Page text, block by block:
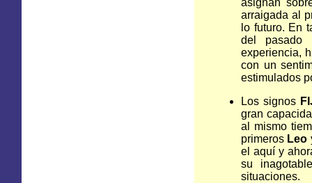
asignan
arraigada al
lo futuro. En
del pasado
experiencia,
con un
estimulados
Los signos
gran
al mismo
primeros Leo
el aquí y
su
situaciones.